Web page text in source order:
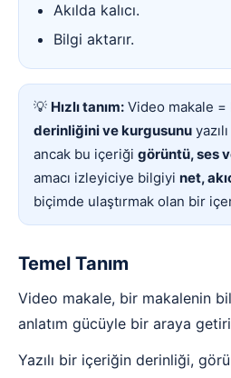
Akılda kalıcı.
Bilgi aktarır.
💡 Hızlı tanım: Video makale
derinliğini ve kurgusunu
ancak bu içeriği görüntü, ses
amacı izleyiciye bilgiyi net,
biçimde ulaştırmak olan bir
Temel Tanım
Video makale, bir makalenin
anlatım gücüyle bir araya
Yazılı bir içeriğin derinliği,